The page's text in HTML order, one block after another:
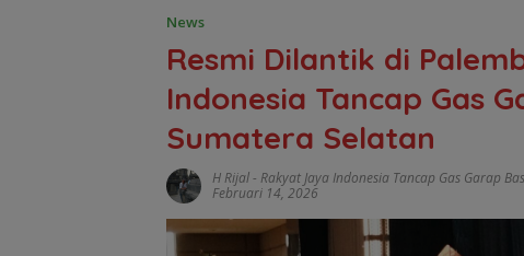
News
Resmi Dilantik di
Indonesia Tancap Gas
Sumatera Selatan
H Rijal- Rakyat Jaya Indonesia Tancap Gas Garap
Februari 14, 2026